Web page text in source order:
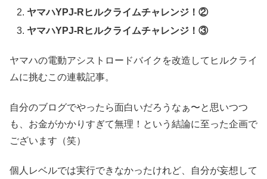
ヤマハYPJ-Rヒルクライムチャレンジ！②
ヤマハYPJ-Rヒルクライムチャレンジ！③
ヤマハの電動アシストロードバイクを改造してヒルクライ
ムに挑むこの連載記事。
自分のブログでやったら面白いだろうなぁ〜と思いつつ
も、お金がかかりすぎて無理！という結論に至った企画で
ございます（笑）
個人レベルでは実行できなかったけれど、自分が妄想して